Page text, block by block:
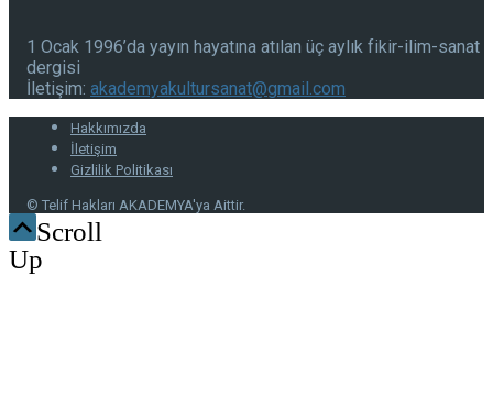
1 Ocak 1996’da yayın hayatına atılan üç aylık fikir-ilim-sanat
dergisi
İletişim: akademyakultursanat@gmail.com
Hakkımızda
İletişim
Gizlilik Politikası
© Telif Hakları AKADEMYA'ya Aittir.
Scroll
Up